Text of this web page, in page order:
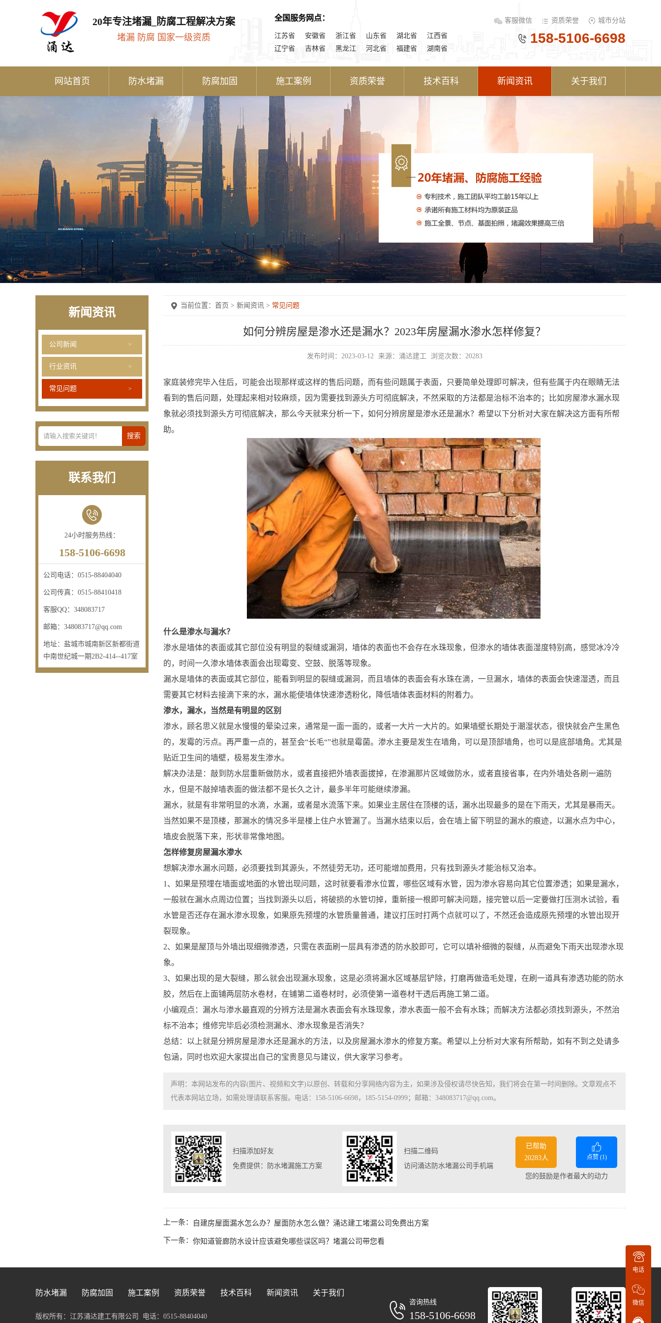
20年专注堵漏_防腐工程解决方案
堵漏 防腐 国家一级资质
全国服务网点：
江苏省 安徽省 浙江省 山东省 湖北省
江西省
辽宁省
吉林省 黑龙江 河北省 福建省 湖南省
客服微信 资质荣誉 城市分站
158-5106-6698
网站首页 防水堵漏 防腐加固 施工案例 资质荣誉 技术百科 新闻资讯 关于我们
新闻资讯
公司新闻
行业资讯
常见问题
联系我们
24小时服务热线：
158-5106-6698
公司电话： 0515-88404040
公司传真： 0515-88410418
客服QQ： 348083717
邮箱： 348083717@qq.com
地址： 盐城市城南新区新都街道
中南世纪城一期2B2-414--417室
当前位置： 首页 > 新闻资讯 > 常见问题
如何分辨房屋是渗水还是漏水？2023年房屋漏水渗水怎样修复？
发布时间：2023-03-12 来源：涌达建工 浏览次数：20283
家庭装修完毕入住后，可能会出现那样或这样的售后问题，而有些问题属于表面，只要简单处理即可解决，但有些属于内在眼睛无法
看到的售后问题，处理起来相对较麻烦，因为需要找到源头方可彻底解决，不然采取的方法都是治标不治本的；比如房屋渗水漏水现
象就必须找到源头方可彻底解决，那么今天就来分析一下，如何分辨房屋是渗水还是漏水？希望以下分析对大家在解决这方面有所帮
助。
什么是渗水与漏水？
渗水是墙体的表面或其它部位没有明显的裂缝或漏洞，墙体的表面也不会存在水珠现象，但渗水的墙体表面湿度特别高，感觉冰冷冷
的，时间一久渗水墙体表面会出现霉变、空鼓、脱落等现象。
漏水是墙体的表面或其它部位，能看到明显的裂缝或漏洞，而且墙体的表面会有水珠在滴，一旦漏水，墙体的表面会快速湿透，而且
需要其它材料去接滴下来的水，漏水能使墙体快速渗透粉化，降低墙体表面材料的附着力。
渗水，漏水，当然是有明显的区别
渗水，顾名思义就是水慢慢的晕染过来，通常是一面一面的，或者一大片一大片的。如果墙壁长期处于潮湿状态，很快就会产生黑色
的，发霉的污点。再严重一点的，甚至会“长毛“”也就是霉菌。渗水主要是发生在墙角，可以是顶部墙角，也可以是底部墙角。尤其是
贴近卫生间的墙壁，极易发生渗水。
解决办法是：敲到防水层重新做防水，或者直接把外墙表面拔掉，在渗漏那片区域做防水，或者直接省事，在内外墙处各刷一遍防
水，但是不敲掉墙表面的做法都不是长久之计，最多半年可能继续渗漏。
漏水，就是有非常明显的水滴，水漏，或者是水流落下来。如果业主居住在顶楼的话，漏水出现最多的是在下雨天，尤其是暴雨天。
当然如果不是顶楼，那漏水的情况多半是楼上住户水管漏了。当漏水结束以后，会在墙上留下明显的漏水的痕迹，以漏水点为中心，
墙皮会脱落下来，形状非常像地图。
怎样修复房屋漏水渗水
想解决渗水漏水问题，必须要找到其源头，不然徒劳无功，还可能增加费用，只有找到源头才能治标又治本。
1、如果是预埋在墙面或地面的水管出现问题，这时就要看渗水位置，哪些区域有水管，因为渗水容易向其它位置渗透；如果是漏水，
一般就在漏水点周边位置；当找到源头以后，将破损的水管切掉，重新接一根即可解决问题，接完管以后一定要做打压测水试验，看
水管是否还存在漏水渗水现象，如果原先预埋的水管质量普通，建议打压时打两个点就可以了，不然还会造成原先预埋的水管出现开
裂现象。
2、如果是屋顶与外墙出现细微渗透，只需在表面刷一层具有渗透的防水胶即可，它可以填补细微的裂缝，从而避免下雨天出现渗水现
象。
3、如果出现的是大裂缝，那么就会出现漏水现象，这是必须将漏水区域基层铲除，打磨再做造毛处理，在刷一道具有渗透功能的防水
胶，然后在上面铺两层防水卷材，在铺第二道卷材时，必须使第一道卷材干透后再施工第二道。
小编观点：漏水与渗水最直观的分辨方法是漏水表面会有水珠现象，渗水表面一般不会有水珠；而解决方法都必须找到源头，不然治
标不治本；维修完毕后必须检测漏水、渗水现象是否消失？
总结：以上就是分辨房屋是渗水还是漏水的方法，以及房屋漏水渗水的修复方案。希望以上分析对大家有所帮助，如有不到之处请多
包涵，同时也欢迎大家提出自己的宝贵意见与建议，供大家学习参考。
声明：本网站发布的内容(图片、视频和文字)以原创、转载和分享网络内容为主，如果涉及侵权请尽快告知，我们将会在第一时间删除。文章观点不
代表本网站立场，如需处理请联系客服。电话：158-5106-6698，185-5154-0999；邮箱：348083717@qq.com。
扫描添加好友
免费提供：防水堵漏施工方案
扫描二维码
访问涌达防水堵漏公司手机端
已帮助
20283人
点赞 (1)
您的鼓励是作者最大的动力
上一条： 自建房屋面漏水怎么办？屋面防水怎么做？涌达建工堵漏公司免费出方案
下一条： 你知道管廊防水设计应该避免哪些误区吗？堵漏公司带您看
防水堵漏 防腐加固 施工案例 资质荣誉 技术百科 新闻资讯 关于我们
版权所有：江苏涌达建工有限公司 电话：0515-88404040
咨询热线
158-5106-6698
电话
微信